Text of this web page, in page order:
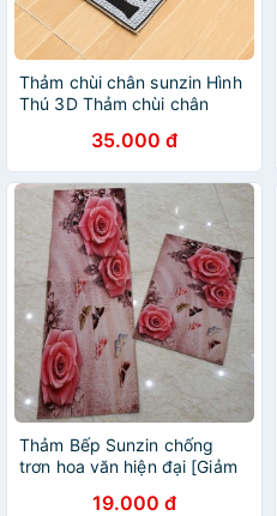
Thảm chùi chân sunzin Hình
Thú 3D Thảm chùi chân
Liệu Bali Kích Cỡ 50x70cm -
Chống trơn Trượt
35.000 đ
Thảm Bếp Sunzin chống
trơn hoa văn hiện đại [Giảm
19.000 đ